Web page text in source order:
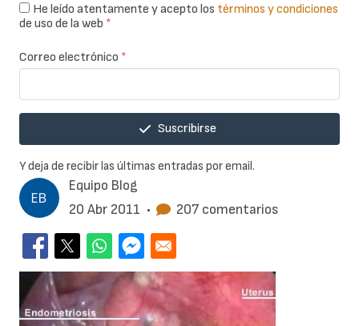
Equipo Blog
20 Abr 2011 • 207 comentarios
He leído atentamente y acepto los términos y condiciones
de uso de la web *
Correo electrónico *
Suscribirse
Y deja de recibir las últimas entradas por email.